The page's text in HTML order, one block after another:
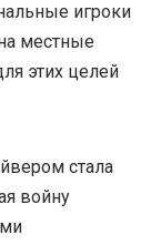
игроки
местные
этих целей
стала
войну